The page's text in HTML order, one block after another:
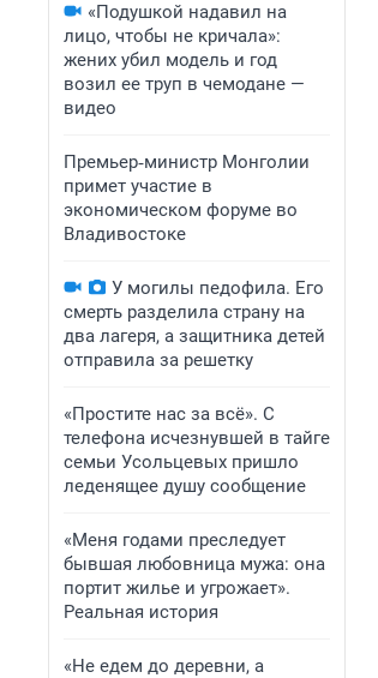
«Подушкой надавил на
лицо, чтобы не кричала»:
жених убил модель и год
возил ее труп в чемодане —
видео
Премьер‑министр Монголии
примет участие в
экономическом форуме во
Владивостоке
У могилы педофила. Его
смерть разделила страну на
два лагеря, а защитника детей
отправила за решетку
«Простите нас за всё». С
телефона исчезнувшей в тайге
семьи Усольцевых пришло
леденящее душу сообщение
«Меня годами преследует
бывшая любовница мужа: она
портит жилье и угрожает».
Реальная история
«Не едем до деревни, а